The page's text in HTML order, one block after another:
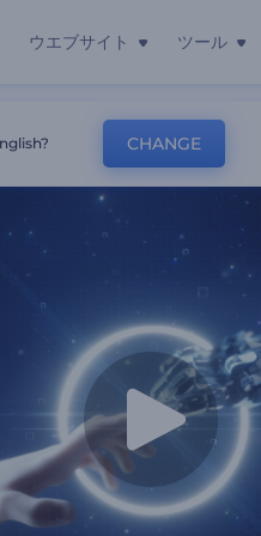
ウエブサイト ツール
CHANGE